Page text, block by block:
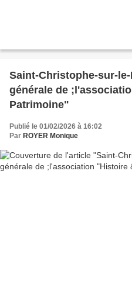
Saint-Christophe-sur-
générale de
Patrimoine"
Publié le 01/02/2026 à 16:02
Par ROYER Monique